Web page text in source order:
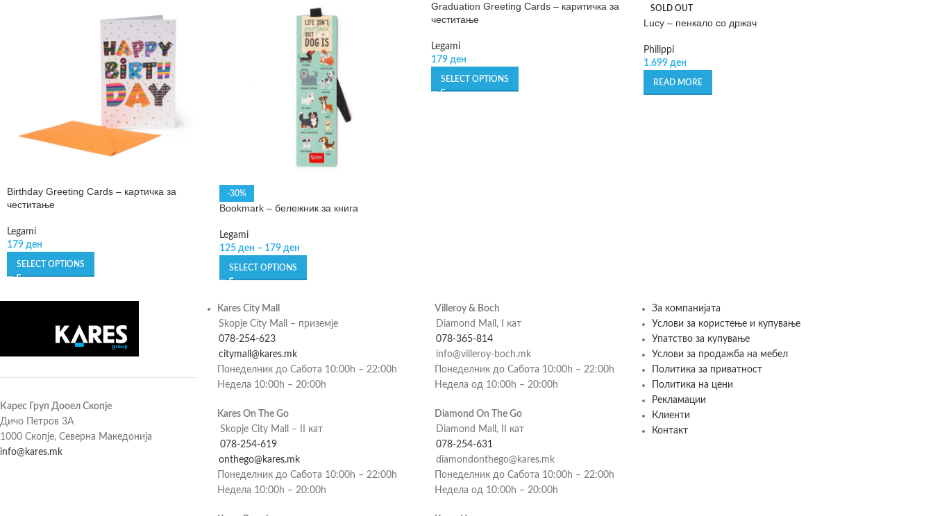
Birthday Greeting Cards – картичка за
честитање
Legami
179 ден
SELECT OPTIONS
-30%
Bookmark – бележник за книга
Legami
125 ден – 179 ден
SELECT OPTIONS
Graduation Greeting Cards – каритичка за
честитање
Legami
179 ден
SELECT OPTIONS
SOLD OUT
Lucy – пенкало со држач
Philippi
1.699 ден
READ MORE
Карес Груп Дооел Скопје
Дичо Петров 3А
1000 Скопје, Северна Македонија
info@kares.mk
Kares City Mall
Skopje City Mall – приземје
078-254-623
citymall@kares.mk
Понеделник до Сабота 10:00h – 22:00h
Недела 10:00h – 20:00h
Kares On The Go
Skopje City Mall – II кат
078-254-619
onthego@kares.mk
Понеделник до Сабота 10:00h – 22:00h
Недела 10:00h – 20:00h
Villeroy & Boch
Diamond Mall, I кат
078-365-814
info@villeroy-boch.mk
Понеделник до Сабота 10:00h – 22:00h
Недела од 10:00h – 20:00h
Diamond On The Go
Diamond Mall, II кат
078-254-631
diamondonthego@kares.mk
Понеделник до Сабота 10:00h – 22:00h
Недела од 10:00h – 20:00h
За компанијата
Услови за користење и купување
Упатство за купување
Услови за продажба на мебел
Политика за приватност
Политика на цени
Рекламации
Клиенти
Контакт